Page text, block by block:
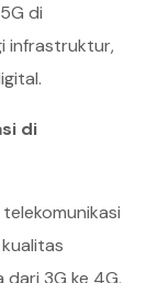
di
infrastruktur,
di
dari 3G ke 4G,